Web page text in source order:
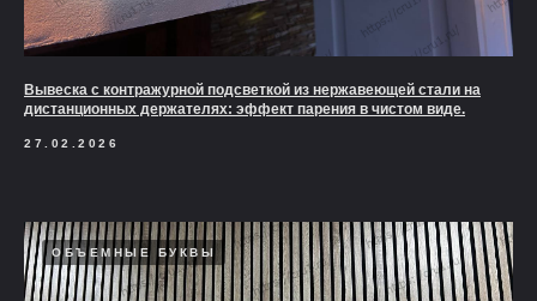
Вывеска с контражурной подсветкой из нержавеющей стали на
дистанционных держателях: эффект парения в чистом виде.
27.02.2026
ОБЪЕМНЫЕ БУКВЫ